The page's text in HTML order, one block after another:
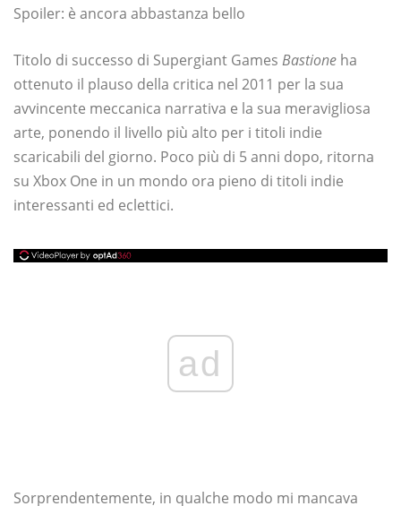
Spoiler: è ancora abbastanza bello
Titolo di successo di Supergiant Games Bastione ha
ottenuto il plauso della critica nel 2011 per la sua
avvincente meccanica narrativa e la sua meravigliosa
arte, ponendo il livello più alto per i titoli indie
scaricabili del giorno. Poco più di 5 anni dopo, ritorna
su Xbox One in un mondo ora pieno di titoli indie
interessanti ed eclettici.
ad
Sorprendentemente, in qualche modo mi mancava